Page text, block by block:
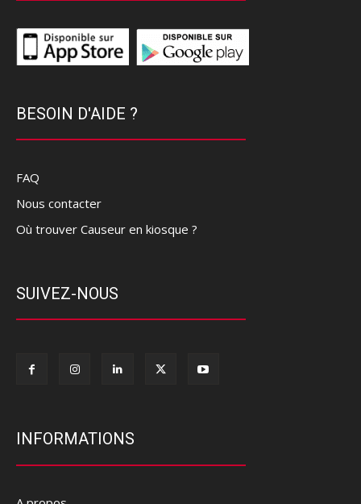
BESOIN D'AIDE ?
FAQ
Nous contacter
Où trouver Causeur en kiosque ?
SUIVEZ-NOUS
INFORMATIONS